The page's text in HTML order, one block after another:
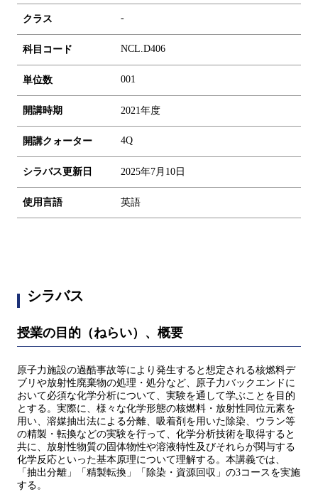
クラス -
科目コード NCL.D406
単位数 001
開講時期 2021年度
開講クォーター 4Q
シラバス更新日 2025年7月10日
使用言語 英語
シラバス
授業の目的（ねらい）、概要
原子力施設の過酷事故等により発生すると想定される核燃料デ
ブリや放射性廃棄物の処理・処分など、原子力バックエンドに
おいて必須な化学分析について、実験を通して学ぶことを目的
とする。実際に、様々な化学形態の核燃料・放射性同位元素を
用い、溶媒抽出法による分離、吸着剤を用いた除染、ウラン等
の精製・転換などの実験を行って、化学分析技術を取得すると
共に、放射性物質の固体物性や溶液特性及びそれらが関与する
化学反応といった基本原理について理解する。本講義では、
「抽出分離」「精製転換」「除染・資源回収」の3コースを実施
する。